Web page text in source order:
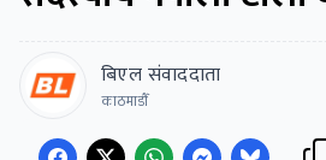
बिएल संवाददाता
काठमाडाैँ